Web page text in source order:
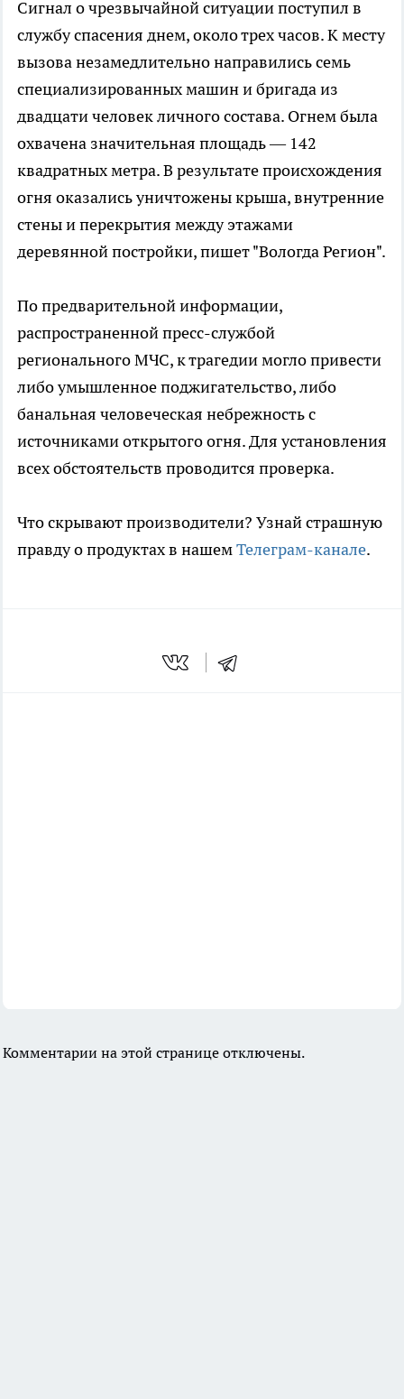
Сигнал о чрезвычайной ситуации поступил в
службу спасения днем, около трех часов. К месту
вызова незамедлительно направились семь
специализированных машин и бригада из
двадцати человек личного состава. Огнем была
охвачена значительная площадь — 142
квадратных метра. В результате происхождения
огня оказались уничтожены крыша, внутренние
стены и перекрытия между этажами
деревянной постройки, пишет "Вологда Регион".
По предварительной информации,
распространенной пресс-службой
регионального МЧС, к трагедии могло привести
либо умышленное поджигательство, либо
банальная человеческая небрежность с
источниками открытого огня. Для установления
всех обстоятельств проводится проверка.
Что скрывают производители? Узнай страшную
правду о продуктах в нашемТелеграм-канале.
Комментарии на этой странице отключены.